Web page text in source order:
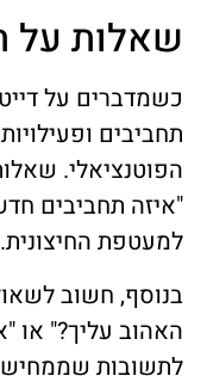
שאלות על
כשמדברים על
תחביבים
הפוטנציאלי.
"איזה תחביבים
למעטפת החיצונית.
בנוסף, חשוב
האהוב עליך?" או
לתשובות